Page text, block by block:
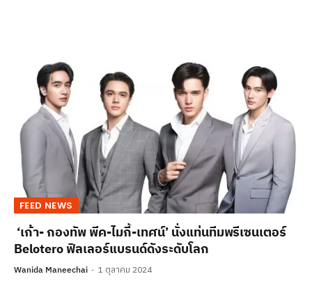
FEED NEWS
‘เก้า- กองทัพ พีค-ไมกี้-เทศน์’ นั่งแท่นทีมพรีเซนเตอร์
Belotero ฟิลเลอร์แบรนด์ดังระดับโลก
Wanida Maneechai 1 ตุลาคม 2024